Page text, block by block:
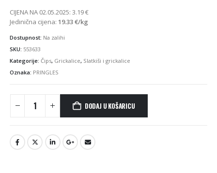
CIJENA NA 02.05.2025: 3.19€
Jedinična cijena: 19.33€/kg
Dostupnost: Na zalihi
SKU: 553633
Kategorije: Čips, Grickalice, Slatkiši i grickalice
Oznaka: PRINGLES
DODAJ U KOŠARICU